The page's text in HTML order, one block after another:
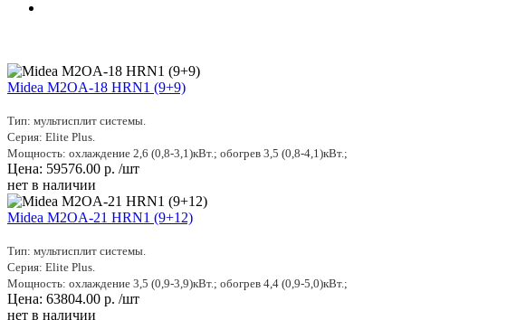
Midea M2OA-18 HRN1 (9+9)
Тип: мультисплит системы.
Серия: Elite Plus.
Мощность: охлаждение 2,6 (0,8-3,1)кВт.; обогрев 3,5 (0,8-4,1)кВт.;
Цена: 59576.00 р. /шт
нет в наличии
Midea M2OA-21 HRN1 (9+12)
Тип: мультисплит системы.
Серия: Elite Plus.
Мощность: охлаждение 3,5 (0,9-3,9)кВт.; обогрев 4,4 (0,9-5,0)кВт.;
Цена: 63804.00 р. /шт
нет в наличии